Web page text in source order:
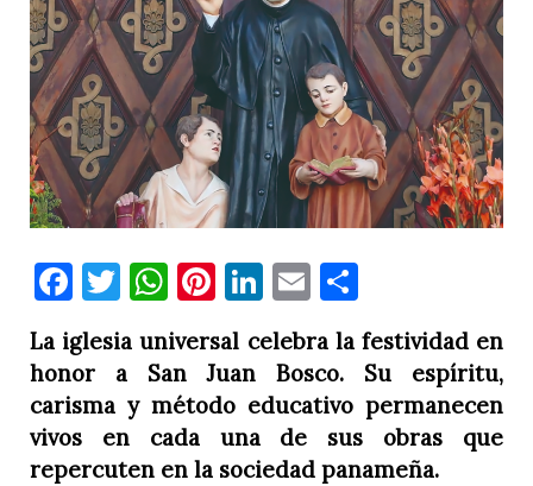
Facebook
Twitter
WhatsApp
Pinterest
LinkedIn
Email
La iglesia universal celebra la festividad en
honor a San Juan Bosco. Su espíritu,
carisma y método educativo permanecen
vivos en cada una de sus obras que
repercuten en la sociedad panameña.